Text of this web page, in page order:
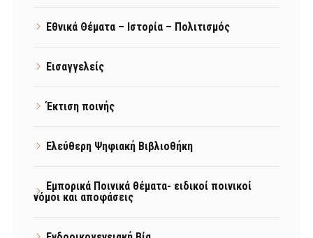
Εθνικά Θέματα – Ιστορία – Πολιτισμός
Εισαγγελείς
Έκτιση ποινής
Ελεύθερη Ψηφιακή Βιβλιοθήκη
Εμπορικά Ποινικά θέματα- ειδικοί ποινικοί
νόμοι και αποφάσεις